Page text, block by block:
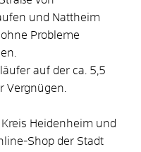
und Nattheim
Probleme
auf der ca. 5,5
Vergnügen.
Heidenheim und
Shop der Stadt